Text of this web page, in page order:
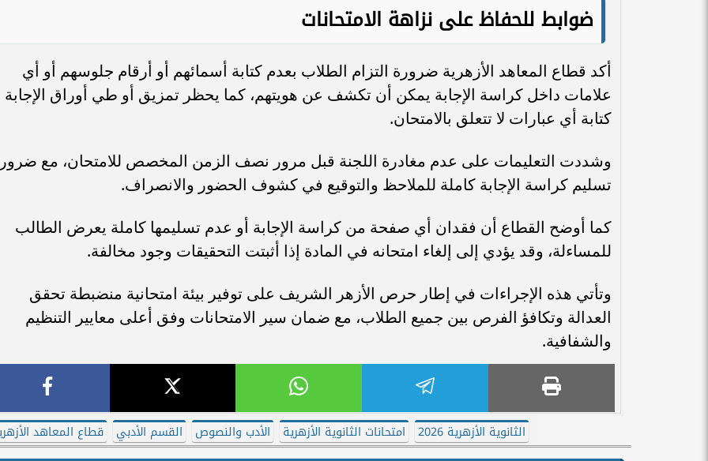
ضوابط للحفاظ على نزاهة الامتحانات
أكد قطاع المعاهد الأزهرية ضرورة التزام الطلاب بعدم كتابة أسمائهم أو أرقام جلوسهم أو أي
علامات داخل كراسة الإجابة يمكن أن تكشف عن هويتهم، كما يحظر تمزيق أو طي أوراق الإجابة
كتابة أي عبارات لا تتعلق بالامتحان.
وشددت التعليمات على عدم مغادرة اللجنة قبل مرور نصف الزمن المخصص للامتحان، مع
تسليم كراسة الإجابة كاملة للملاحظ والتوقيع في كشوف الحضور والانصراف.
كما أوضح القطاع أن فقدان أي صفحة من كراسة الإجابة أو عدم تسليمها كاملة يعرض الطالب
للمساءلة، وقد يؤدي إلى إلغاء امتحانه في المادة إذا أثبتت التحقيقات وجود مخالفة.
وتأتي هذه الإجراءات في إطار حرص الأزهر الشريف على توفير بيئة امتحانية منضبطة تحقق
العدالة وتكافؤ الفرص بين جميع الطلاب، مع ضمان سير الامتحانات وفق أعلى معايير التنظيم
والشفافية.
الثانوية الأزهرية 2026 امتحانات الثانوية الأزهرية الأدب والنصوص القسم الأدبي قطاع المعاهد